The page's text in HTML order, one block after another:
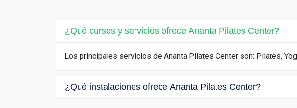
¿Qué cursos y servicios ofrece Ananta Pilates Center?
Los principales servicios de Ananta Pilates Center son: Pilates,
¿Qué instalaciones ofrece Ananta Pilates Center?